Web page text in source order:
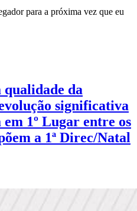
para a próxima vez que eu
qualidade da
significativa
1º Lugar entre os
a 1ª Direc/Natal